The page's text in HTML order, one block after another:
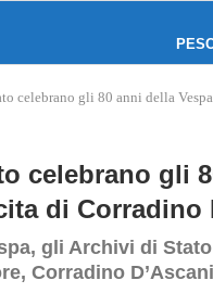
celebrano gli 80 anni della
celebrano gli
di Corradino
gli Archivi di
Corradino